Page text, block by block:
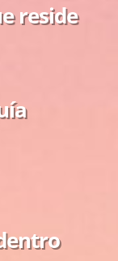
reside